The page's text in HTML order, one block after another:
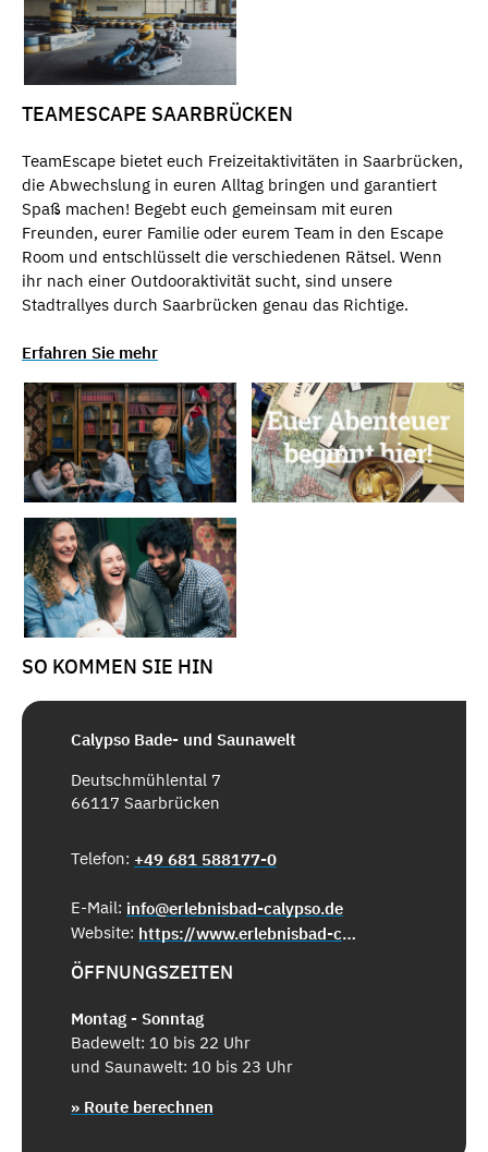
TEAMESCAPE SAARBRÜCKEN
TeamEscape bietet euch Freizeitaktivitäten in Saarbrücken,
die Abwechslung in euren Alltag bringen und garantiert
Spaß machen! Begebt euch gemeinsam mit euren
Freunden, eurer Familie oder eurem Team in den Escape
Room und entschlüsselt die verschiedenen Rätsel. Wenn
ihr nach einer Outdooraktivität sucht, sind unsere
Stadtrallyes durch Saarbrücken genau das Richtige.
Erfahren Sie mehr
SO KOMMEN SIE HIN
Calypso Bade- und Saunawelt
Deutschmühlental 7
66117 Saarbrücken
Telefon: +49 681 588177-0
E-Mail: info@erlebnisbad-calypso.de
Website:
https://www.erlebnisbad-calypso.de/
ÖFFNUNGSZEITEN
Montag - Sonntag
Badewelt: 10 bis 22 Uhr
und Saunawelt: 10 bis 23 Uhr
» Route berechnen